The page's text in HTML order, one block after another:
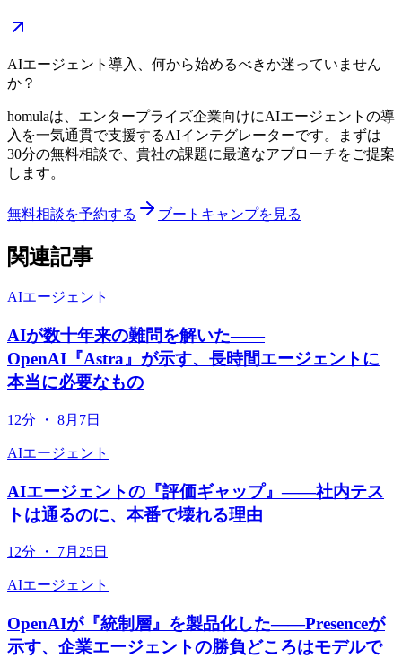
AIエージェント導入、何から始めるべきか迷っていません
か？
homulaは、エンタープライズ企業向けにAIエージェントの導
入を一気通貫で支援するAIインテグレーターです。まずは
30分の無料相談で、貴社の課題に最適なアプローチをご提案
します。
無料相談を予約する ブートキャンプを見る
関連記事
AIエージェント
AIが数十年来の難問を解いた——
OpenAI『Astra』が示す、長時間エージェントに
本当に必要なもの
12分 ・ 8月7日
AIエージェント
AIエージェントの『評価ギャップ』——社内テス
トは通るのに、本番で壊れる理由
12分 ・ 7月25日
AIエージェント
OpenAIが『統制層』を製品化した——Presenceが
示す、企業エージェントの勝負どころはモデルで